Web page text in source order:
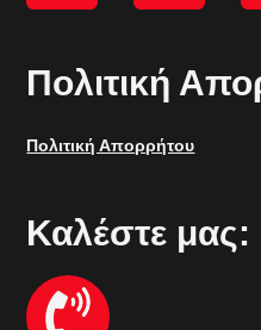
Πολιτική
Πολιτική Απορρήτου
Καλέστε μας: